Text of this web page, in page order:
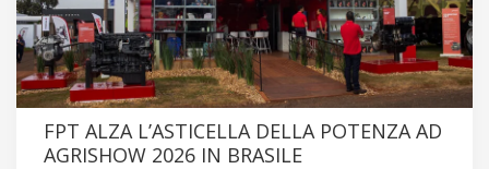
FPT ALZA L’ASTICELLA DELLA POTENZA AD
AGRISHOW 2026 IN BRASILE